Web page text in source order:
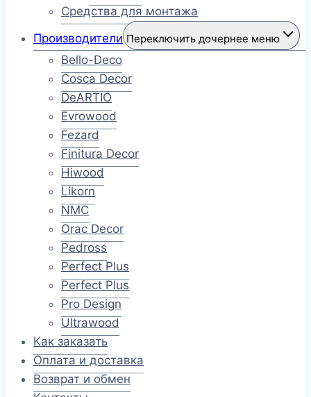
Средства для монтажа
Производители Переключить дочернее меню
Bello-Deco
Cosca Decor
DeARTIO
Evrowood
Fezard
Finitura Decor
Hiwood
Likorn
NMC
Orac Decor
Pedross
Perfect Plus
Perfect Plus
Pro Design
Ultrawood
Как заказать
Оплата и доставка
Возврат и обмен